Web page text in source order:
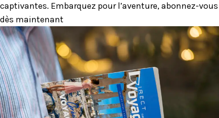
captivantes. Embarquez pour l’aventure, abonnez-vous
dès maintenant